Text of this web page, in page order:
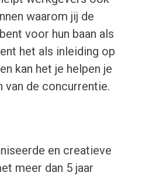
waarom jij de
voor hun baan als
het als inleiding op
kan het je helpen je
van de concurrentie.
en creatieve
meer dan 5 jaar